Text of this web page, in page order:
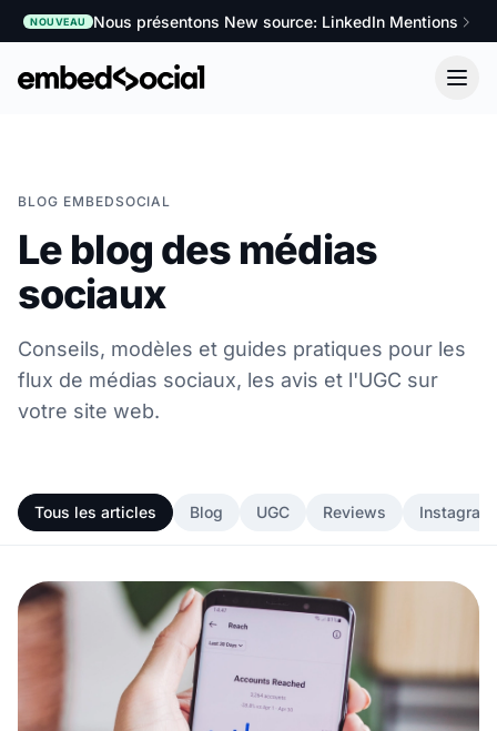
NOUVEAU Nous présentons New source: LinkedIn Mentions
BLOG EMBEDSOCIAL
Le blog des médias
sociaux
Conseils, modèles et guides pratiques pour les
flux de médias sociaux, les avis et l'UGC sur
votre site web.
Tous les articles Blog UGC Reviews Instagram